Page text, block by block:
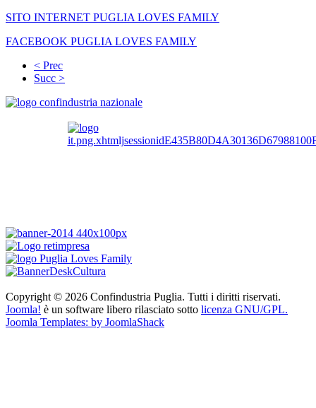
SITO INTERNET PUGLIA LOVES FAMILY
FACEBOOK PUGLIA LOVES FAMILY
< Prec
Succ >
Copyright © 2026 Confindustria Puglia. Tutti i diritti riservati.
Joomla! è un software libero rilasciato sotto licenza GNU/GPL.
Joomla Templates: by JoomlaShack